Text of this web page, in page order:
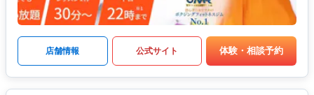
店舗情報 公式サイト 体験・相談予約